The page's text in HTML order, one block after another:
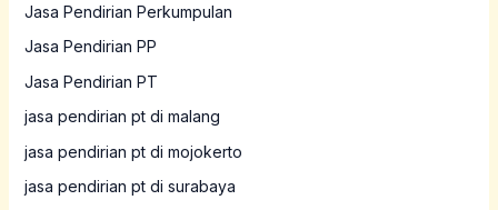
Jasa Pendirian Perkumpulan
Jasa Pendirian PP
Jasa Pendirian PT
jasa pendirian pt di malang
jasa pendirian pt di mojokerto
jasa pendirian pt di surabaya